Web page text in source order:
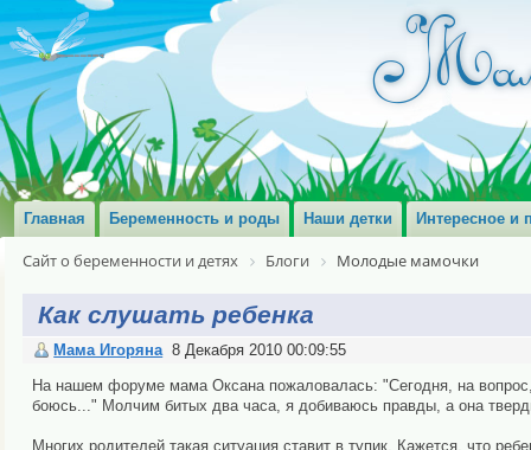
Главная Беременность и роды Наши детки Интересное и
Сайт о беременности и детях Блоги Молодые мамочки
Как слушать ребенка
Мама Игоряна 8 Декабря 2010 00:09:55
На нашем форуме мама Оксана пожаловалась: "Сегодня, на
боюсь..." Молчим битых два часа, я добиваюсь правды, а она
Многих родителей такая ситуация ставит в тупик. Кажется, что